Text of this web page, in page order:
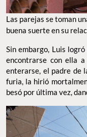
Las parejas se toman
buena suerte en su
Sin embargo, Luis
encontrarse con ella
enterarse, el padre de
furia, la hirió
besó por última vez,